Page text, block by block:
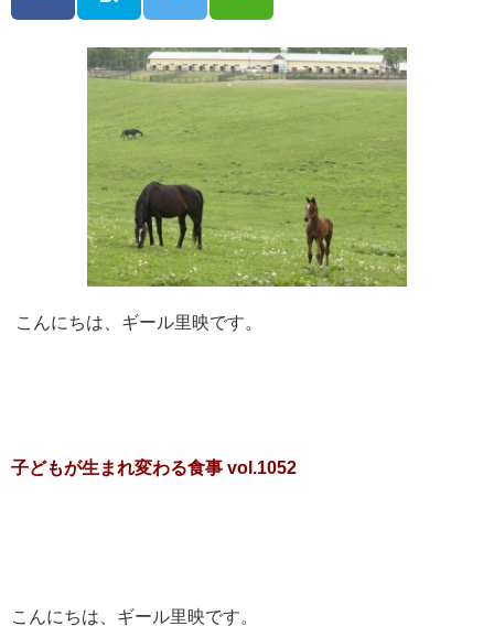
こんにちは、ギール里映です。
子どもが生まれ変わる食事 vol.1052
こんにちは、ギール里映です。